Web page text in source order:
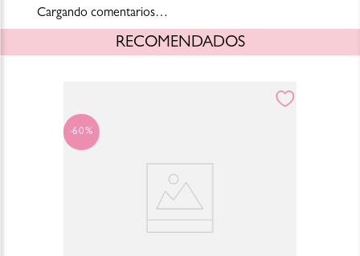
Cargando comentarios…
RECOMENDADOS
60%